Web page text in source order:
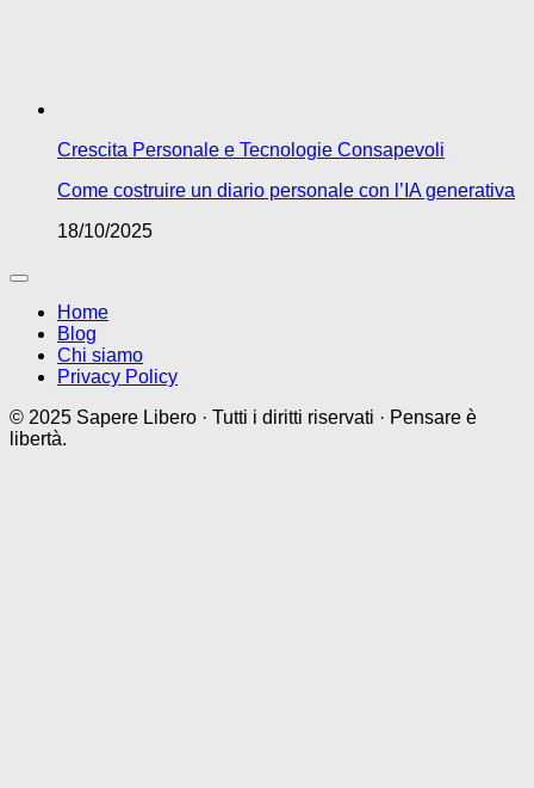
Crescita Personale e Tecnologie Consapevoli
Come costruire un diario personale con l’IA generativa
18/10/2025
Home
Blog
Chi siamo
Privacy Policy
© 2025 Sapere Libero · Tutti i diritti riservati · Pensare è
libertà.